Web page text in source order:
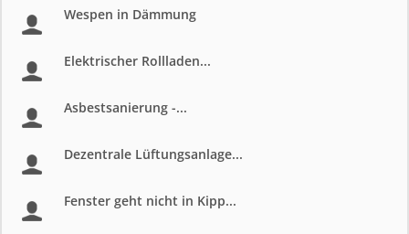
Wespen in Dämmung
Elektrischer Rollladen...
Asbestsanierung -...
Dezentrale Lüftungsanlage...
Fenster geht nicht in Kipp...